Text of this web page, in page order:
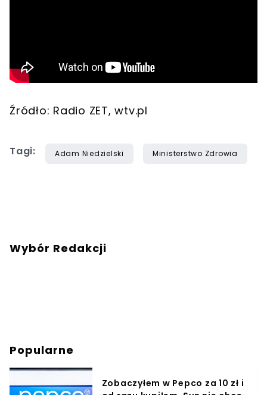
Źródło: Radio ZET, wtv.pl
Tagi: Adam Niedzielski Ministerstwo Zdrowia
Wybór Redakcji
Popularne
Zobaczyłem w Pepco za 10 zł i